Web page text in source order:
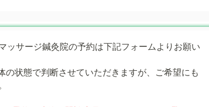
ッサージ鍼灸院の予約は下記フォームよりお願い
状態で判断させていただきますが、ご希望にも